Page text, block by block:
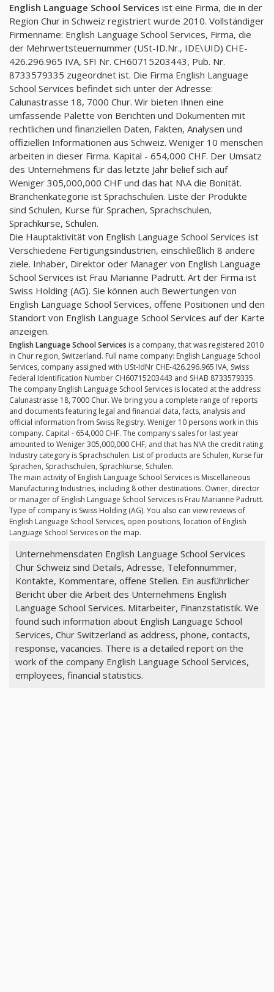
English Language School Services ist eine Firma, die in der
Region Chur in Schweiz registriert wurde 2010. Vollständiger
Firmenname: English Language School Services, Firma, die
der Mehrwertsteuernummer (USt-ID.Nr., IDE\UID) CHE-
426.296.965 IVA, SFI Nr. CH60715203443, Pub. Nr.
8733579335 zugeordnet ist. Die Firma English Language
School Services befindet sich unter der Adresse:
Calunastrasse 18, 7000 Chur. Wir bieten Ihnen eine
umfassende Palette von Berichten und Dokumenten mit
rechtlichen und finanziellen Daten, Fakten, Analysen und
offiziellen Informationen aus Schweiz. Weniger 10 menschen
arbeiten in dieser Firma. Kapital - 654,000 CHF. Der Umsatz
des Unternehmens für das letzte Jahr belief sich auf
Weniger 305,000,000 CHF und das hat N\A die Bonität.
Branchenkategorie ist Sprachschulen. Liste der Produkte
sind Schulen, Kurse für Sprachen, Sprachschulen,
Sprachkurse, Schulen.
Die Hauptaktivität von English Language School Services ist
Verschiedene Fertigungsindustrien, einschließlich 8 andere
ziele. Inhaber, Direktor oder Manager von English Language
School Services ist Frau Marianne Padrutt. Art der Firma ist
Swiss Holding (AG). Sie können auch Bewertungen von
English Language School Services, offene Positionen und den
Standort von English Language School Services auf der Karte
anzeigen.
English Language School Services is a company, that was registered 2010
in Chur region, Switzerland. Full name company: English Language School
Services, company assigned with USt-IdNr CHE-426.296.965 IVA, Swiss
Federal Identification Number CH60715203443 and SHAB 8733579335.
The company English Language School Services is located at the address:
Calunastrasse 18, 7000 Chur. We bring you a complete range of reports
and documents featuring legal and financial data, facts, analysis and
official information from Swiss Registry. Weniger 10 persons work in this
company. Capital - 654,000 CHF. The company's sales for last year
amounted to Weniger 305,000,000 CHF, and that has N\A the credit rating.
Industry category is Sprachschulen. List of products are Schulen, Kurse für
Sprachen, Sprachschulen, Sprachkurse, Schulen.
The main activity of English Language School Services is Miscellaneous
Manufacturing Industries, including 8 other destinations. Owner, director
or manager of English Language School Services is Frau Marianne Padrutt.
Type of company is Swiss Holding (AG). You also can view reviews of
English Language School Services, open positions, location of English
Language School Services on the map.
Unternehmensdaten English Language School Services
Chur Schweiz sind Details, Adresse, Telefonnummer,
Kontakte, Kommentare, offene Stellen. Ein ausführlicher
Bericht über die Arbeit des Unternehmens English
Language School Services. Mitarbeiter, Finanzstatistik. We
found such information about English Language School
Services, Chur Switzerland as address, phone, contacts,
response, vacancies. There is a detailed report on the
work of the company English Language School Services,
employees, financial statistics.